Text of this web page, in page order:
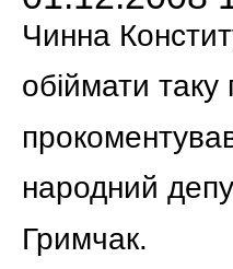
Чинна
обіймати таку
народний
Гримчак.